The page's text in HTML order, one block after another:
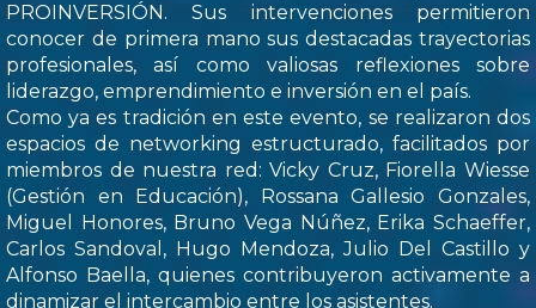
PROINVERSIÓN. Sus intervenciones permitieron
conocer de primera mano sus destacadas trayectorias
profesionales, así como valiosas reflexiones sobre
liderazgo, emprendimiento e inversión en el país.
Como ya es tradición en este evento, se realizaron dos
espacios de networking estructurado, facilitados por
miembros de nuestra red: Vicky Cruz, Fiorella Wiesse
(Gestión en Educación), Rossana Gallesio Gonzales,
Miguel Honores, Bruno Vega Núñez, Erika Schaeffer,
Carlos Sandoval, Hugo Mendoza, Julio Del Castillo y
Alfonso Baella, quienes contribuyeron activamente a
dinamizar el intercambio entre los asistentes.